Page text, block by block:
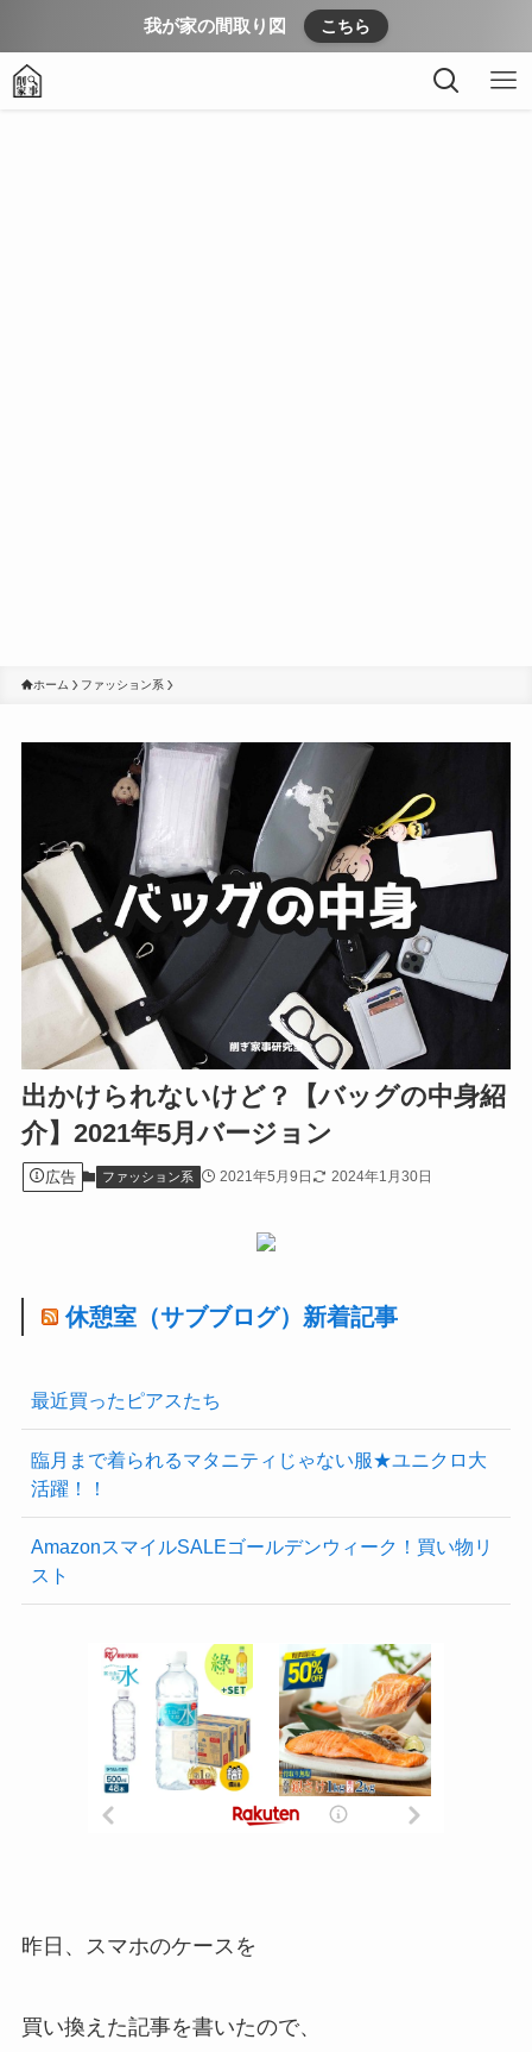
我が家の間取り図 こちら
ホーム ファッション系
出かけられないけど？【バッグの中身紹
介】2021年5月バージョン
広告 ファッション系 2021年5月9日 2024年1月30日
休憩室（サブブログ）新着記事
最近買ったピアスたち
臨月まで着られるマタニティじゃない服★ユニクロ大
活躍！！
AmazonスマイルSALEゴールデンウィーク！買い物リ
スト
昨日、スマホのケースを
買い換えた記事を書いたので、